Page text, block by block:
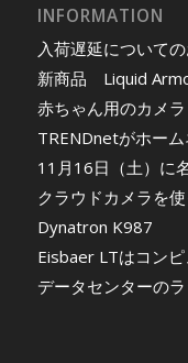
INFORMATION
入荷遅延について
新商品 Liquid
赤ちゃん用のカメラ
TRENDnetがホー
11月16日（土）に
クラウドカメラを
Dynatron K987
Eisbaer LTはコン
データセンターの